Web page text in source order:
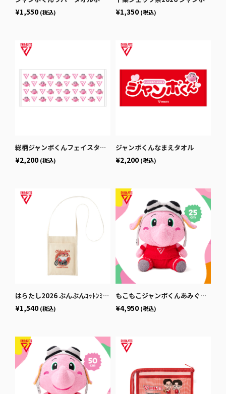
¥1,550 (税込) ¥1,350 (税込)
総柄ジャンボくんフェイスタオル
¥2,200 (税込)
ジャンボくんなまえタオル
¥2,200 (税込)
はらたし2026 ぶんぶんｺｯﾄﾝﾐﾆｻｺｯｼｭ
¥1,540 (税込)
もこもこジャンボくんあみぐるみ 25cm
¥4,950 (税込)